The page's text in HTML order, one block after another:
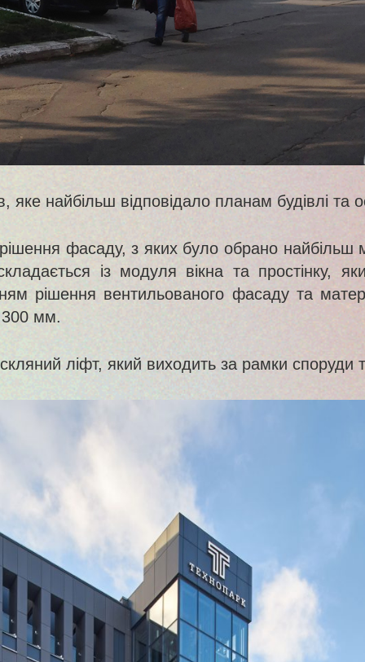
найбільш відповідало планам будівлі та
фасаду, з яких було обрано найбільш
із модуля вікна та простінку,
рішення вентильованого фасаду та
мм.
ліфт, який виходить за рамки споруди